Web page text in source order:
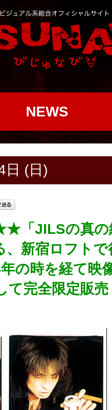
NEWS
日 (日)
JILSの真の
、新宿ロフト
の時を経て映
て完全限定販売